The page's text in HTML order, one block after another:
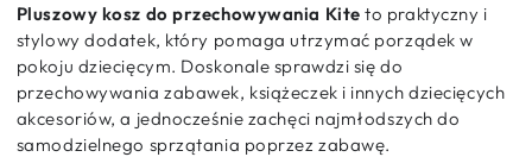
Pluszowy kosz do przechowywania Kite to praktyczny i
stylowy dodatek, który pomaga utrzymać porządek w
pokoju dziecięcym. Doskonale sprawdzi się do
przechowywania zabawek, książeczek i innych dziecięcych
akcesoriów, a jednocześnie zachęci najmłodszych do
samodzielnego sprzątania poprzez zabawę.